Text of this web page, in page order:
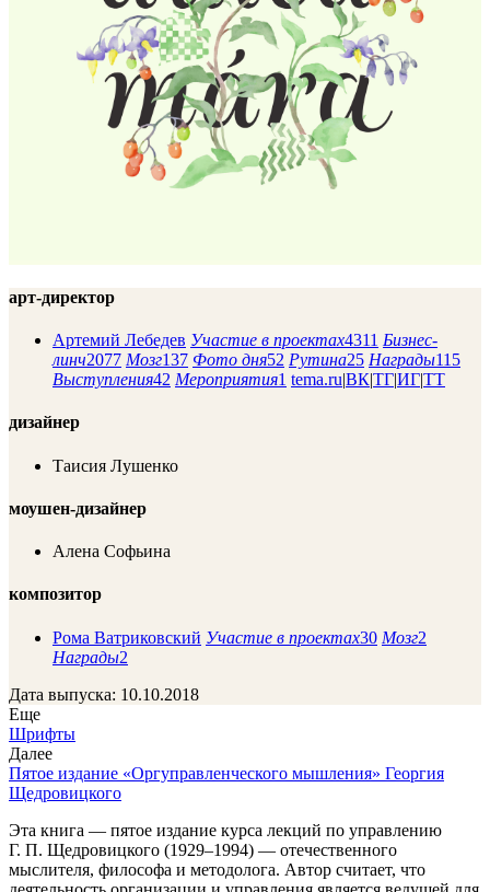
арт-директор
Артемий Лебедев Участие в проектах4311 Бизнес-
линч2077 Мозг137 Фото дня52 Рутина25 Награды115
Выступления42 Мероприятия1 tema.ru|ВК|ТГ|ИГ|ТТ
дизайнер
Таисия Лушенко
моушен-дизайнер
Алена Софьина
композитор
Рома Ватриковский Участие в проектах30 Мозг2
Награды2
Дата выпуска: 10.10.2018
Еще
Шрифты
Далее
Пятое издание «Оргуправленческого мышления» Георгия
Щедровицкого
Эта книга — пятое издание курса лекций по управлению
Г. П. Щедровицкого (1929–1994) — отечественного
мыслителя, философа и методолога. Автор считает, что